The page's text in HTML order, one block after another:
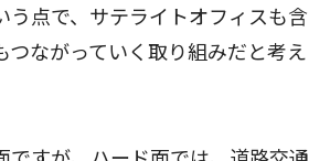
う点で、サテライトオフィスも含
つながっていく取り組みだと考え